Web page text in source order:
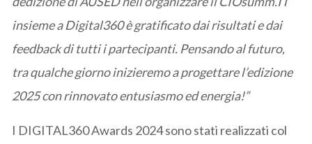
insieme a Digital360 è gratificato dai risultati e dai
feedback di tutti i partecipanti. Pensando al futuro,
tra qualche giorno inizieremo a progettare l’edizione
2025 con rinnovato entusiasmo ed energia!”
I DIGITAL360 Awards 2024 sono stati realizzati col